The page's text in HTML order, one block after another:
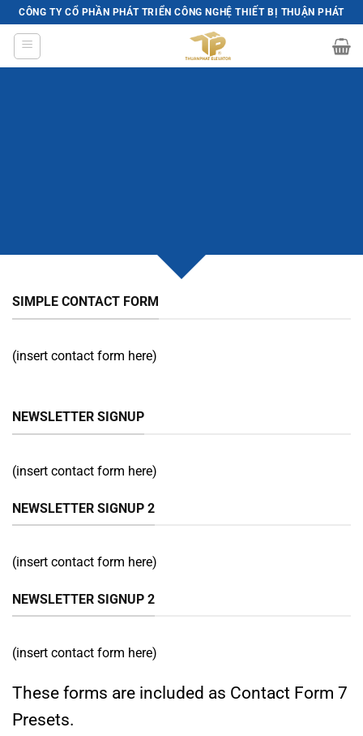
Skip
to
content
CÔNG TY CỔ PHẦN PHÁT TRIỂN CÔNG NGHỆ THIẾT BỊ THUẬN PHÁT
SIMPLE CONTACT FORM
(insert contact form here)
NEWSLETTER SIGNUP
(insert contact form here)
NEWSLETTER SIGNUP 2
(insert contact form here)
NEWSLETTER SIGNUP 2
(insert contact form here)
These forms are included as Contact Form 7
Presets.